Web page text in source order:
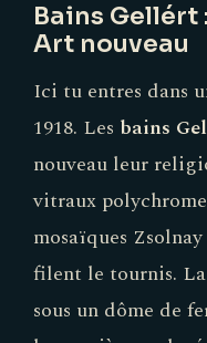
Bains
Art nouveau
Ici tu entres dans
1918. Les bains
nouveau leur
vitraux
mosaïques
filent le tournis.
sous un dôme de